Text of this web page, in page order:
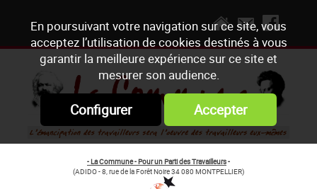
En poursuivant votre navigation sur ce site, vous
acceptez l’utilisation de cookies destinés à vous
garantir la meilleure expérience sur ce site et
mesurer son audience.
Configurer Accepter
- La Commune - Pour un Parti des Travailleurs-
(ADIDO - 8, rue de la Forêt Noire 34 080 MONTPELLIER)